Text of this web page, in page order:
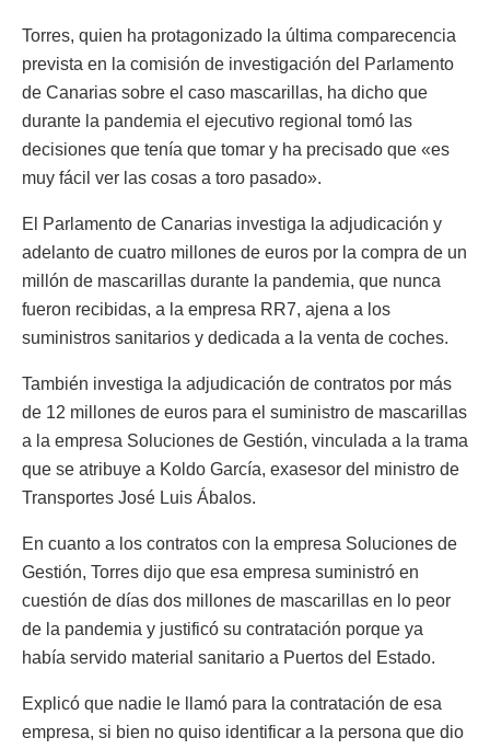
Torres, quien ha protagonizado la última comparecencia
prevista en la comisión de investigación del Parlamento
de Canarias sobre el caso mascarillas, ha dicho que
durante la pandemia el ejecutivo regional tomó las
decisiones que tenía que tomar y ha precisado que «es
muy fácil ver las cosas a toro pasado».
El Parlamento de Canarias investiga la adjudicación y
adelanto de cuatro millones de euros por la compra de un
millón de mascarillas durante la pandemia, que nunca
fueron recibidas, a la empresa RR7, ajena a los
suministros sanitarios y dedicada a la venta de coches.
También investiga la adjudicación de contratos por más
de 12 millones de euros para el suministro de mascarillas
a la empresa Soluciones de Gestión, vinculada a la trama
que se atribuye a Koldo García, exasesor del ministro de
Transportes José Luis Ábalos.
En cuanto a los contratos con la empresa Soluciones de
Gestión, Torres dijo que esa empresa suministró en
cuestión de días dos millones de mascarillas en lo peor
de la pandemia y justificó su contratación porque ya
había servido material sanitario a Puertos del Estado.
Explicó que nadie le llamó para la contratación de esa
empresa, si bien no quiso identificar a la persona que dio